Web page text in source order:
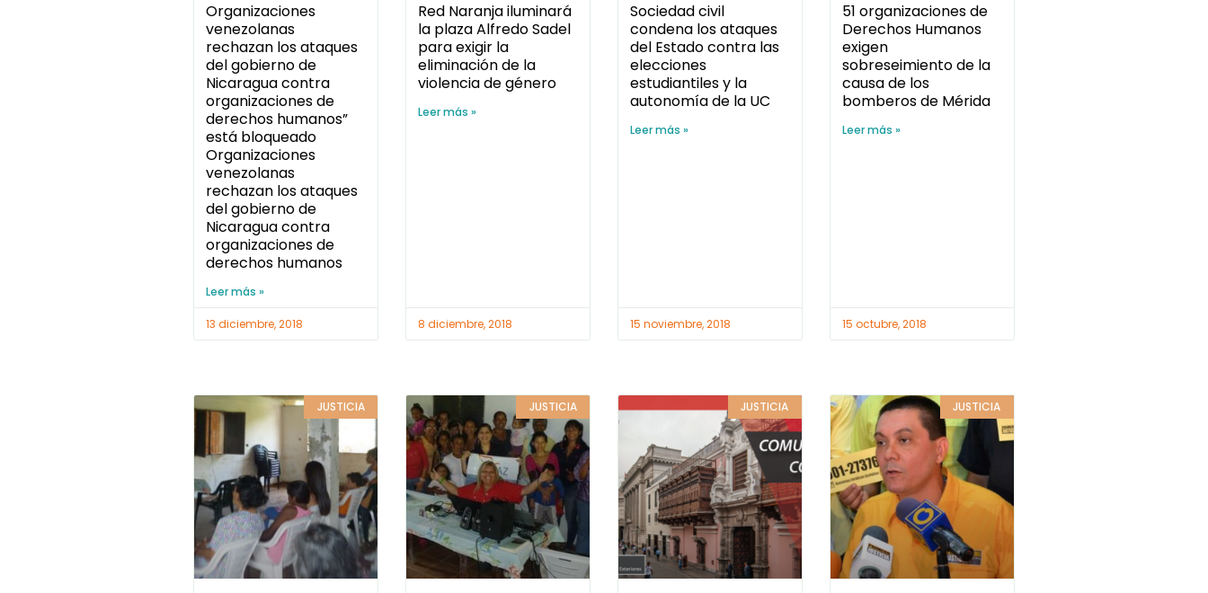
Organizaciones
venezolanas
rechazan los ataques
del gobierno de
Nicaragua contra
organizaciones de
derechos humanos”
está bloqueado
Organizaciones
venezolanas
rechazan los ataques
del gobierno de
Nicaragua contra
organizaciones de
derechos humanos
Leer más »
13 diciembre, 2018
Red Naranja iluminará
la plaza Alfredo Sadel
para exigir la
eliminación de la
violencia de género
Leer más »
8 diciembre, 2018
Sociedad civil
condena los ataques
del Estado contra las
elecciones
estudiantiles y la
autonomía de la UC
Leer más »
15 noviembre, 2018
51 organizaciones de
Derechos Humanos
exigen
sobreseimiento de la
causa de los
bomberos de Mérida
Leer más »
15 octubre, 2018
JUSTICIA JUSTICIA JUSTICIA JUSTICIA